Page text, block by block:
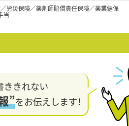
労災保険／薬剤師賠償責任保険／薬業健保
当
ききれない
”をお伝えします！